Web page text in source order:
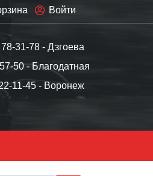
Войти
31-78 - Дзгоева
50 - Благодатная
11-45 - Воронеж